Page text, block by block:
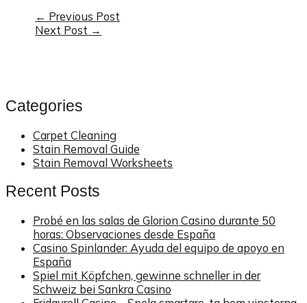
Categories
Carpet Cleaning
Stain Removal Guide
Stain Removal Worksheets
Recent Posts
Probé en las salas de Glorion Casino durante 50
horas: Observaciones desde España
Casino Spinlander: Ayuda del equipo de apoyo en
España
Spiel mit Köpfchen, gewinne schneller in der
Schweiz bei Sankra Casino
Post
navigation
← Previous Post
Next Post →